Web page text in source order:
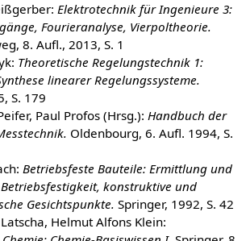
Elektrotechnik für Ingenieure 3:
Fourieranalyse, Vierpoltheorie.
8. Aufl., 2013, S. 1
Theoretische Regelungstechnik 1:
linearer Regelungssysteme.
S. 179
Paul Profos (Hrsg.): Handbuch der
Oldenbourg, 6. Aufl. 1994, S.
Betriebsfeste Bauteile: Ermittlung und
konstruktive und
Gesichtspunkte. Springer, 1992, S. 42
Helmut Alfons Klein: